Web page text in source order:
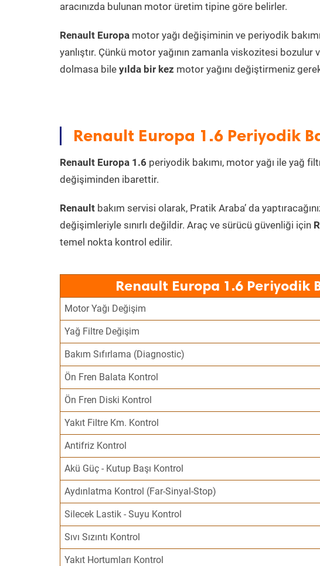
aracınızda bulunan motor üretim tipine göre belirler.
Renault Europa motor yağı değişiminin ve periyodik
yanlıştır. Çünkü motor yağının zamanla viskozitesi
dolmasa bile yılda bir kez motor yağını değiştirmeniz
Renault Europa 1.6 Periyodik
Renault Europa 1.6 periyodik bakımı, motor yağı ile yağ
değişiminden ibarettir.
Renault bakım servisi olarak, Pratik Araba’ da
değişimleriyle sınırlı değildir. Araç ve sürücü güvenliği için
temel nokta kontrol edilir.
Renault Europa 1.6 Periyodik
Motor Yağı Değişim
Yağ Filtre Değişim
Bakım Sıfırlama (Diagnostic)
Ön Fren Balata Kontrol
Ön Fren Diski Kontrol
Yakıt Filtre Km. Kontrol
Antifriz Kontrol
Akü Güç - Kutup Başı Kontrol
Aydınlatma Kontrol (Far-Sinyal-Stop)
Silecek Lastik - Suyu Kontrol
Sıvı Sızıntı Kontrol
Yakıt Hortumları Kontrol